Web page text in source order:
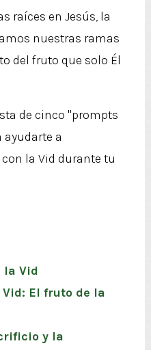
raíces en Jesús, la
nuestras ramas
del fruto que solo Él
de cinco "prompts
a
la Vid durante tu
la Vid
El fruto de la
y la